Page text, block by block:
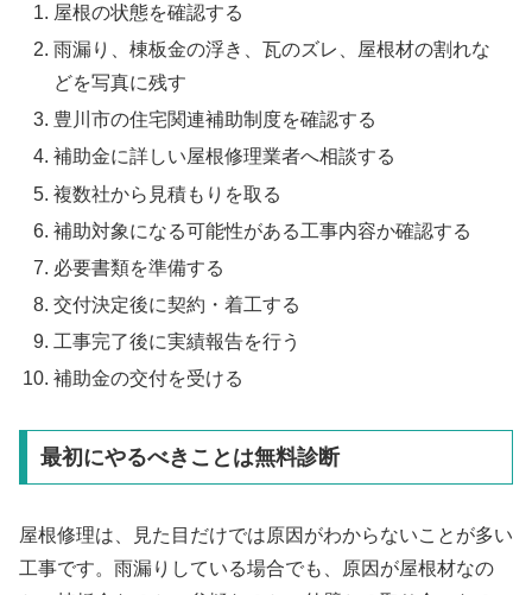
屋根の状態を確認する
雨漏り、棟板金の浮き、瓦のズレ、屋根材の割れな
どを写真に残す
豊川市の住宅関連補助制度を確認する
補助金に詳しい屋根修理業者へ相談する
複数社から見積もりを取る
補助対象になる可能性がある工事内容か確認する
必要書類を準備する
交付決定後に契約・着工する
工事完了後に実績報告を行う
補助金の交付を受ける
最初にやるべきことは無料診断
屋根修理は、見た目だけでは原因がわからないことが多い
工事です。雨漏りしている場合でも、原因が屋根材なの